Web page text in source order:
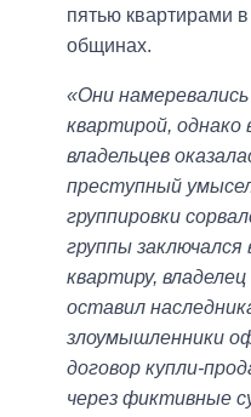
пятью квартирами
общинах.
«Они
квартирой, однако
владельцев
преступный
группировки
группы
квартиру,
оставил
злоумышленники
договор купли-
через фиктивные